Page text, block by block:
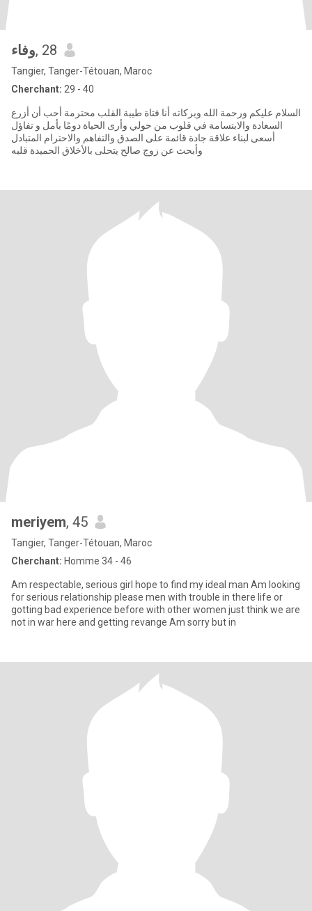
وفاء, 28
Tangier, Tanger-Tétouan, Maroc
Cherchant: 29 - 40
السلام عليكم ورحمة الله وبركاته أنا فتاة طيبة القلب محترمة أحب أن أزرع
السعادة والابتسامة في قلوب من حولي وأرى الحياة دومًا بأمل و تفاؤل
أسعى لبناء علاقة جادة قائمة على الصدق والتفاهم والاحترام المتبادل
وأبحث عن زوج صالح يتحلى بالأخلاق الحميدة قلبه
meriyem, 45
Tangier, Tanger-Tétouan, Maroc
Cherchant: Homme 34 - 46
Am respectable, serious girl hope to find my ideal man Am looking
for serious relationship please men with trouble in there life or
gotting bad experience before with other women just think we are
not in war here and getting revange Am sorry but in